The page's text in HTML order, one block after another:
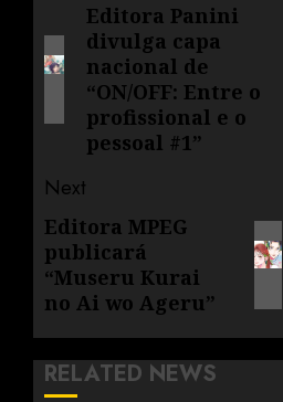
Editora Panini
divulga capa
nacional de
“ON/OFF: Entre o
profissional e o
pessoal #1”
Next
Editora MPEG
publicará
“Museru Kurai
no Ai wo Ageru”
RELATED NEWS